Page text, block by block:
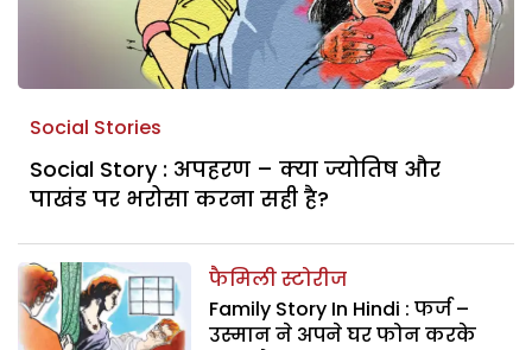
Social Stories
Social Story : अपहरण – क्या ज्योतिष और
पाखंड पर भरोसा करना सही है?
फैमिली स्टोरीज
Family Story In Hindi : फर्ज –
उस्मान ने अपने घर फोन करके